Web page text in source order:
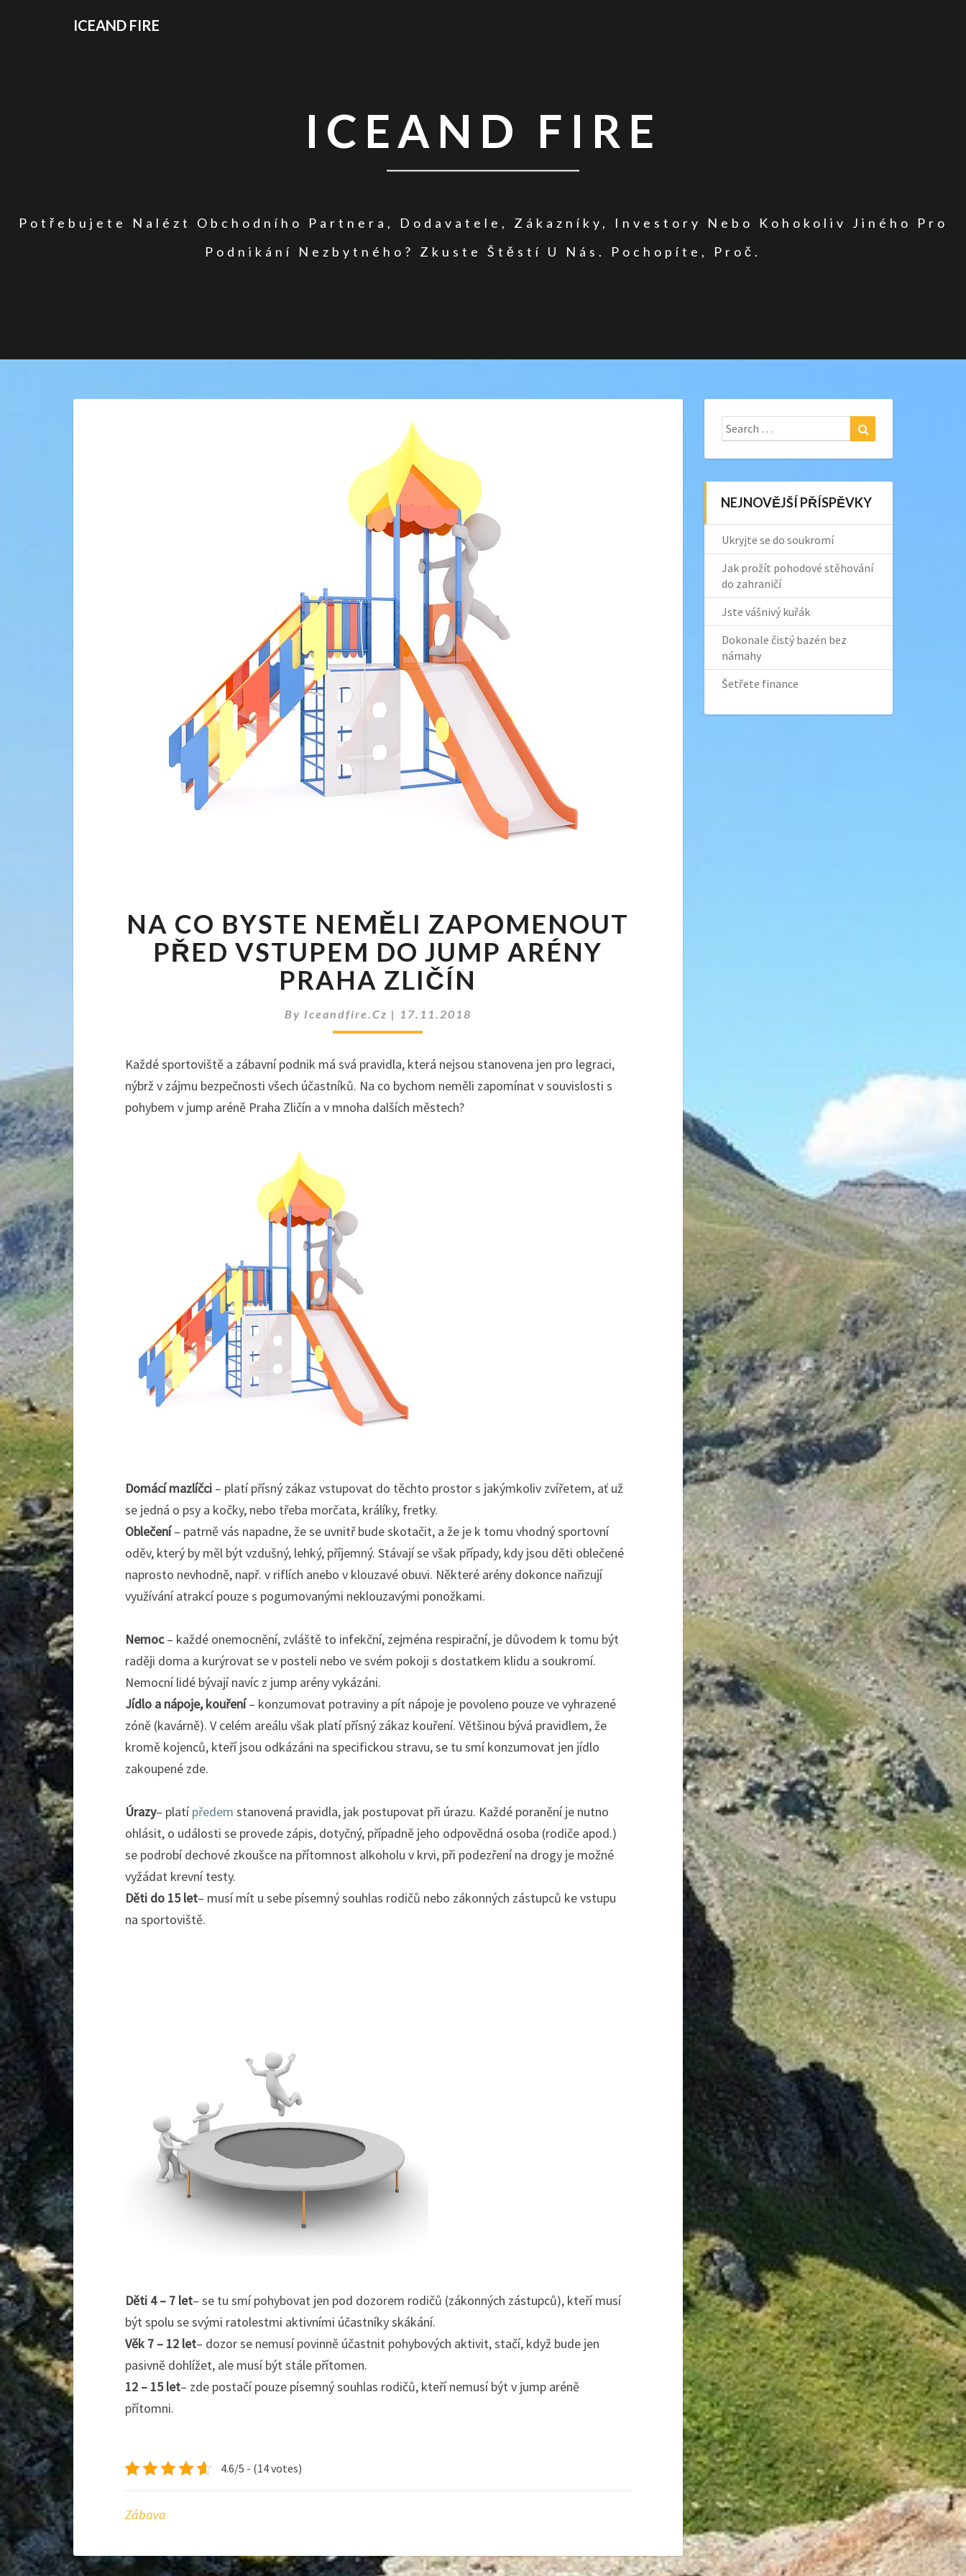
ICEAND FIRE
ICEAND FIRE
Potřebujete Nalézt Obchodního Partnera, Dodavatele, Zákazníky, Investory Nebo Kohokoliv Jiného Pro
Podnikání Nezbytného? Zkuste Štěstí U Nás. Pochopíte, Proč.
CO
BYSTE
NEMĚLI
ZAPOMENOUT
PŘED
VSTUPEM
DO
ARÉNY
PRAHA
ZLIČÍN
NA CO BYSTE NEMĚLI ZAPOMENOUT
PŘED VSTUPEM DO JUMP ARÉNY
PRAHA ZLIČÍN
By Iceandfire.cz | 17.11.2018
Každé sportoviště a zábavní podnik má svá pravidla, která nejsou stanovena jen pro legraci,
nýbrž v zájmu bezpečnosti všech účastníků. Na co bychom neměli zapomínat v souvislosti s
pohybem v jump aréně Praha Zličín a v mnoha dalších městech?
Domácí mazlíčci – platí přísný zákaz vstupovat do těchto prostor s jakýmkoliv zvířetem, ať už
se jedná o psy a kočky, nebo třeba morčata, králíky, fretky.
Oblečení– patrně vás napadne, že se uvnitř bude skotačit, a že je k tomu vhodný sportovní
oděv, který by měl být vzdušný, lehký, příjemný. Stávají se však případy, kdy jsou děti oblečené
naprosto nevhodně, např. v riflích anebo v klouzavé obuvi. Některé arény dokonce nařizují
využívání atrakcí pouze s pogumovanými neklouzavými ponožkami.
Nemoc– každé onemocnění, zvláště to infekční, zejména respirační, je důvodem k tomu být
raději doma a kurýrovat se v posteli nebo ve svém pokoji s dostatkem klidu a soukromí.
Nemocní lidé bývají navíc z jump arény vykázáni.
Jídlo a nápoje, kouření– konzumovat potraviny a pít nápoje je povoleno pouze ve vyhrazené
zóně (kavárně). V celém areálu však platí přísný zákaz kouření. Většinou bývá pravidlem, že
kromě kojenců, kteří jsou odkázáni na specifickou stravu, se tu smí konzumovat jen jídlo
zakoupené zde.
Úrazy– platípředem stanovená pravidla, jak postupovat při úrazu. Každé poranění je nutno
ohlásit, o události se provede zápis, dotyčný, případně jeho odpovědná osoba (rodiče apod.)
se podrobí dechové zkoušce na přítomnost alkoholu v krvi, při podezření na drogy je možné
vyžádat krevní testy.
Děti do 15 let– musí mít u sebe písemný souhlas rodičů nebo zákonných zástupců ke vstupu
na sportoviště.
Děti 4 – 7 let– se tu smí pohybovat jen pod dozorem rodičů (zákonných zástupců), kteří musí
být spolu se svými ratolestmi aktivními účastníky skákání.
Věk 7 – 12 let– dozor se nemusí povinně účastnit pohybových aktivit, stačí, když bude jen
pasivně dohlížet, ale musí být stále přítomen.
12 – 15 let– zde postačí pouze písemný souhlas rodičů, kteří nemusí být v jump aréně
přítomni.
4.6/5 - (14 votes)
Zábava
Search
for:
NEJNOVĚJŠÍ PŘÍSPĚVKY
Ukryjte se do soukromí
Jak prožít pohodové stěhování
do zahraničí
Jste vášnivý kuřák
Dokonale čistý bazén bez
námahy
Šetřete finance